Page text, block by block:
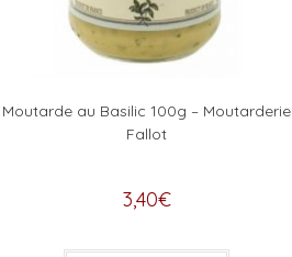
Moutarde au Basilic 100g – Moutarderie
Fallot
3,40€